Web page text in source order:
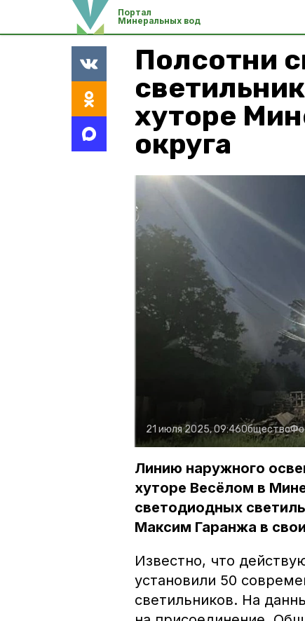
Портал
Минеральных вод
Полсотни
хуторе
округа
21 июля 2025, 09:46Общество
Линию наружного
хуторе Весёлом в
светодиодных
Максим Гаранжа в
Известно, что
установили 50
светильников. На